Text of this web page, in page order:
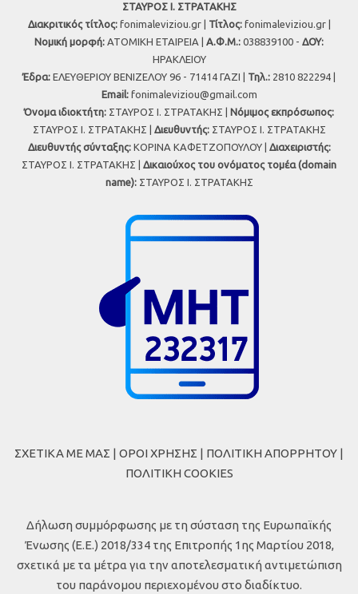
ΣΤΑΥΡΟΣ Ι. ΣΤΡΑΤΑΚΗΣ
Διακριτικός τίτλος:fonimaleviziou.gr | Τίτλος:fonimaleviziou.gr |
Νομική μορφή: ΑΤΟΜΙΚΗ ΕΤΑΙΡΕΙΑ | Α.Φ.Μ.: 038839100 - ΔΟΥ:
ΗΡΑΚΛΕΙΟΥ
Έδρα: ΕΛΕΥΘΕΡΙΟΥ ΒΕΝΙΖΕΛΟΥ 96 - 71414 ΓΑΖΙ | Τηλ.: 2810 822294 |
Εmail: fonimaleviziou@gmail.com
Όνομα ιδιοκτήτη: ΣΤΑΥΡΟΣ Ι. ΣΤΡΑΤΑΚΗΣ | Νόμιμος εκπρόσωπος:
ΣΤΑΥΡΟΣ Ι. ΣΤΡΑΤΑΚΗΣ | Διευθυντής:ΣΤΑΥΡΟΣ Ι. ΣΤΡΑΤΑΚΗΣ
Διευθυντής σύνταξης:ΚΟΡΙΝΑ ΚΑΦΕΤΖΟΠΟΥΛΟΥ | Διαχειριστής:
ΣΤΑΥΡΟΣ Ι. ΣΤΡΑΤΑΚΗΣ | Δικαιούχος του ονόματος τομέα (domain
name):ΣΤΑΥΡΟΣ Ι. ΣΤΡΑΤΑΚΗΣ
ΣΧΕΤΙΚΑ ΜΕ ΜΑΣ | ΟΡΟΙ ΧΡΗΣΗΣ | ΠΟΛΙΤΙΚΗ ΑΠΟΡΡΗΤΟΥ |
ΠΟΛΙΤΙΚΗ COOKIES
Δήλωση συμμόρφωσης με τη σύσταση της Ευρωπαϊκής
Ένωσης (Ε.Ε.) 2018/334 της Επιτροπής 1ης Μαρτίου 2018,
σχετικά με τα μέτρα για την αποτελεσματική αντιμετώπιση
του παράνομου περιεχομένου στο διαδίκτυο.